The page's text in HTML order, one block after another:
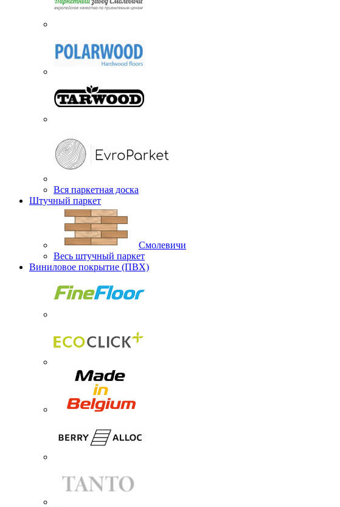
Вся паркетная доска
Штучный паркет
Смолевичи
Весь штучный паркет
Виниловое покрытие (ПВХ)